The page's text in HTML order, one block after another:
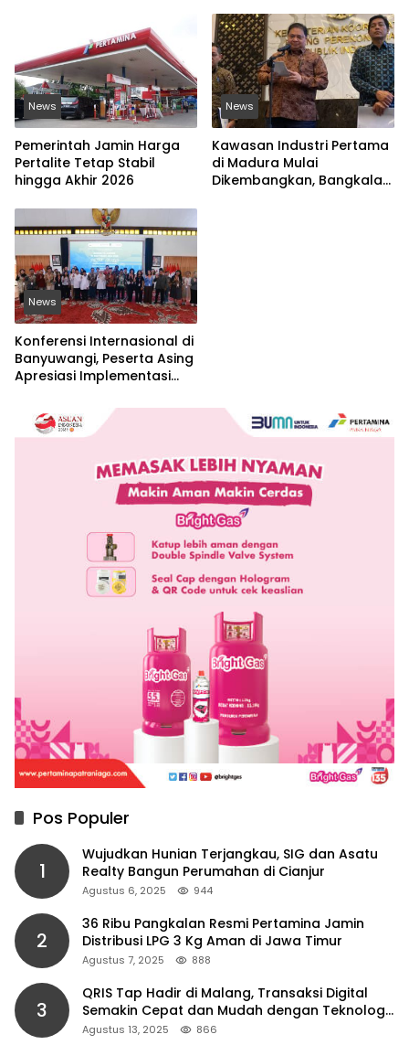
News
Pemerintah Jamin Harga
Pertalite Tetap Stabil
hingga Akhir 2026
News
Kawasan Industri Pertama
di Madura Mulai
Dikembangkan, Bangkalan
News
Konferensi Internasional di
Banyuwangi, Peserta Asing
Apresiasi Implementasi
Pos Populer
1
Wujudkan Hunian Terjangkau, SIG dan Asatu
Realty Bangun Perumahan di Cianjur
Agustus 6, 2025 944
2
36 Ribu Pangkalan Resmi Pertamina Jamin
Distribusi LPG 3 Kg Aman di Jawa Timur
Agustus 7, 2025 888
3
QRIS Tap Hadir di Malang, Transaksi Digital
Semakin Cepat dan Mudah dengan Teknologi
NFC
Agustus 13, 2025 866